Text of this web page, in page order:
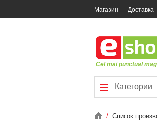
Магазин Доставка
Cel mai punctual
Категории
/ Список